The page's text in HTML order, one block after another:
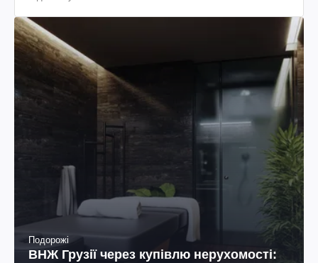
Подорожі
ВНЖ Грузії через купівлю нерухомості: